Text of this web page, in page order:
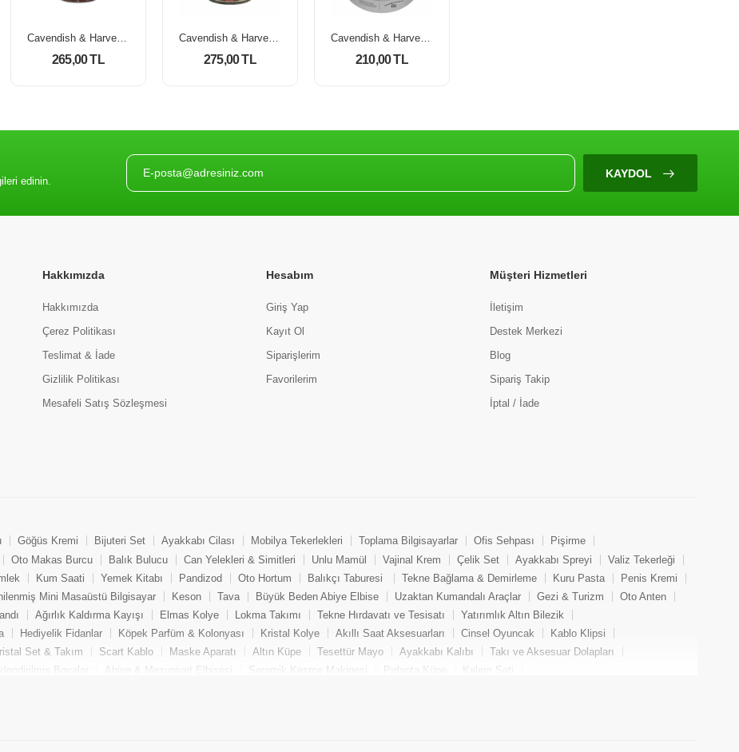
Cavendish & Harvey Berry Selection (Böğürtlen) 300 gr
265,00 TL
Cavendish & Harvey Mixed Fruit Selection (Karişik Meyveli) 300 Gr
275,00 TL
Cavendish & Harvey Mixed Fruit Drops (Karişik Meyve) Şekersiz 175 Gr
210,00 TL
edinin.
KAYDOL
Hakkımızda
Hakkımızda
Çerez Politikası
Teslimat & İade
Gizlilik Politikası
Mesafeli Satış Sözleşmesi
Hesabım
Giriş Yap
Kayıt Ol
Siparişlerim
Favorilerim
Müşteri Hizmetleri
İletişim
Destek Merkezi
Blog
Sipariş Takip
İptal / İade
Göğüs Kremi Bijuteri Set Ayakkabı Cilası Mobilya Tekerlekleri Toplama Bilgisayarlar Ofis Sehpası
Pişirme
Oto Makas Burcu Balık Bulucu Can Yelekleri & Simitleri Unlu Mamül Vajinal Krem Çelik Set Ayakkabı Spreyi
Valiz Tekerleği
Kum Saati Yemek Kitabı Pandizod Oto Hortum Balıkçı Taburesi Tekne Bağlama & Demirleme Kuru Pasta
Penis Kremi
Mini Masaüstü Bilgisayar Keson Tava Büyük Beden Abiye Elbise Uzaktan Kumandalı Araçlar Gezi & Turizm
Oto Anten
Ağırlık Kaldırma Kayışı Elmas Kolye Lokma Takımı Tekne Hırdavatı ve Tesisatı
Yatırımlık Altın Bilezik
Hediyelik Fidanlar Köpek Parfüm & Kolonyası Kristal Kolye Akıllı Saat Aksesuarları Cinsel Oyuncak
Kablo Klipsi
Set & Takım Scart Kablo Maske Aparatı Altın Küpe Tesettür Mayo Ayakkabı Kalıbı
Takı ve Aksesuar Dolapları
Boyalar Abiye & Mezuniyet Elbisesi Seramik Kesme Makinesi Pırlanta Küpe
Kalem Seti